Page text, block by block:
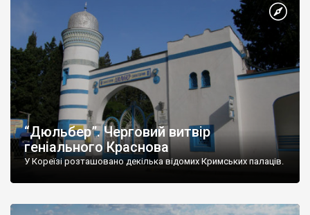
“Дюльбер”. Черговий витвір
геніального Краснова
У Кореїзі розташовано декілька відомих Кримських палаців.